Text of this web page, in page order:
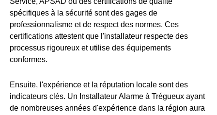
spécifiques à la sécurité sont des gages de
professionnalisme et de respect des normes. Ces
certifications attestent que l'installateur respecte des
processus rigoureux et utilise des équipements
conformes.
Ensuite, l'expérience et la réputation locale sont des
indicateurs clés. Un Installateur Alarme à Trégueux ayant
de nombreuses années d'expérience dans la région aura